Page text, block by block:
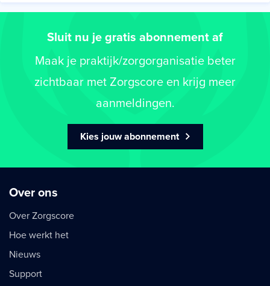
Sluit nu je gratis abonnement af
Maak je praktijk/zorgorganisatie beter
zichtbaar met Zorgscore en krijg meer
aanmeldingen.
Kies jouw abonnement
Over ons
Over Zorgscore
Hoe werkt het
Nieuws
Support